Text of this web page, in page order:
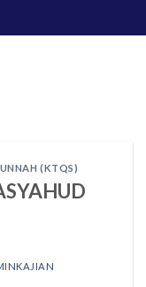
(KTQS)